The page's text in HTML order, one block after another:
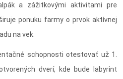
a zážitkovými aktivitami pre
ponuku farmy o prvok aktívnej
na vek.
schopnosti otestovať už 1.
dverí, kde bude labyrint